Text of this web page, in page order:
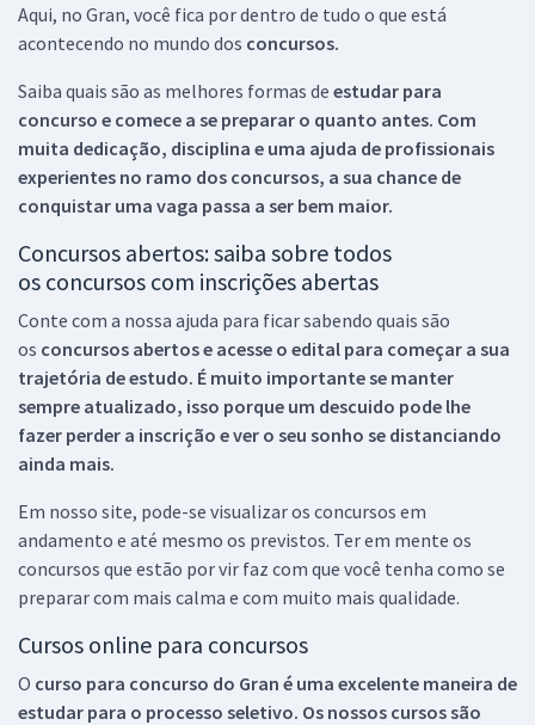
Aqui, no Gran, você fica por dentro de tudo o que está
acontecendo no mundo dos concursos.
Saiba quais são as melhores formas de estudar para
concurso e comece a se preparar o quanto antes. Com
muita dedicação, disciplina e uma ajuda de profissionais
experientes no ramo dos concursos, a sua chance de
conquistar uma vaga passa a ser bem maior.
Concursos abertos: saiba sobre todos
os concursos com inscrições abertas
Conte com a nossa ajuda para ficar sabendo quais são
os concursos abertos e acesse o edital para começar a sua
trajetória de estudo. É muito importante se manter
sempre atualizado, isso porque um descuido pode lhe
fazer perder a inscrição e ver o seu sonho se distanciando
ainda mais.
Em nosso site, pode-se visualizar os concursos em
andamento e até mesmo os previstos. Ter em mente os
concursos que estão por vir faz com que você tenha como se
preparar com mais calma e com muito mais qualidade.
Cursos online para concursos
O curso para concurso do Gran é uma excelente maneira de
estudar para o processo seletivo. Os nossos cursos são